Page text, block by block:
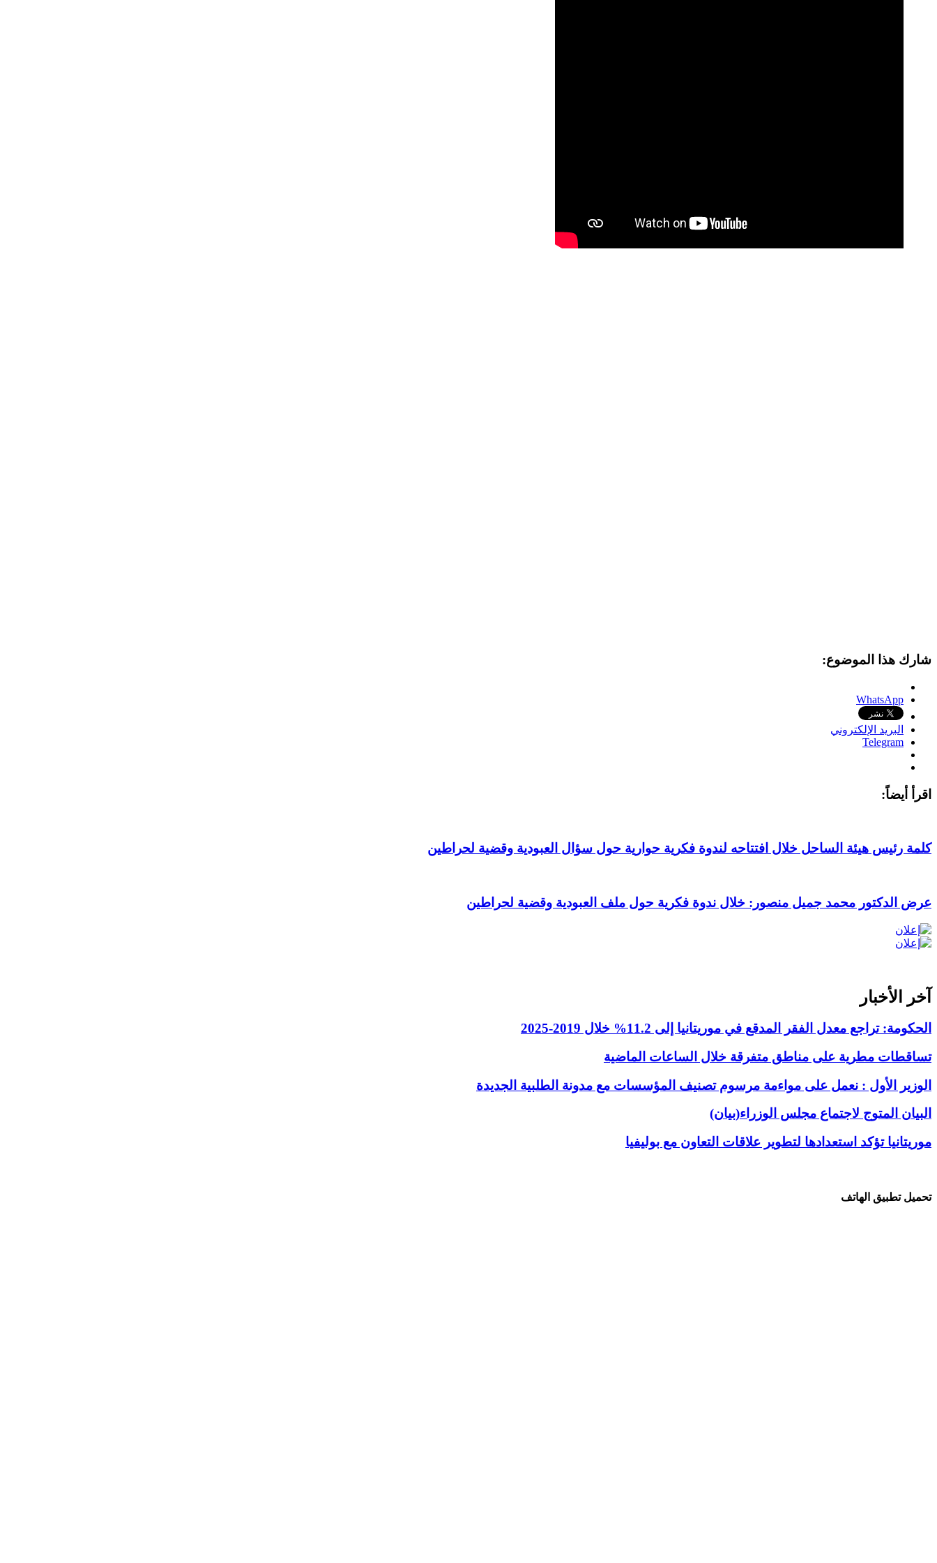
شارك هذا الموضوع:
WhatsApp
البريد الإلكتروني
Telegram
اقرأ أيضاً:
كلمة رئيس هيئة الساحل خلال افتتاحه لندوة فكرية حوارية حول سؤال العبودية وقضية لحراطين
عرض الدكتور محمد جميل منصور: خلال ندوة فكرية حول ملف العبودية وقضية لحراطين
آخر الأخبار
الحكومة: تراجع معدل الفقر المدقع في موريتانيا إلى 11.2% خلال 2019-2025
تساقطات مطرية على مناطق متفرقة خلال الساعات الماضية
الوزير الأول : نعمل على مواءمة مرسوم تصنيف المؤسسات مع مدونة الطلبية الجديدة
البيان المتوج لاجتماع مجلس الوزراء(بيان)
موريتانيا تؤكد استعدادها لتطوير علاقات التعاون مع بوليفيا
تحميل تطبيق الهاتف